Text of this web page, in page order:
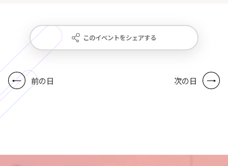
このイベントをシェアする
前の日 次の日